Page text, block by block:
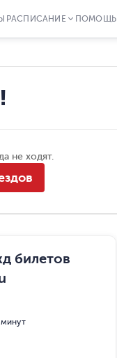
РАСПИСАНИЕ ПОМОЩЬ
не ходят.
билетов
минут